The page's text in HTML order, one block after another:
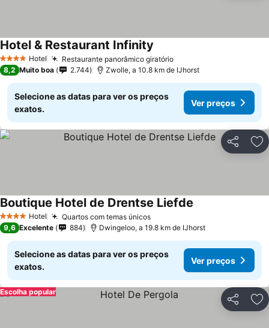
4 EstrelasHotel Restaurante panorâmico giratório
Hotel & Restaurant Infinity
8,2 Muito boa 2.744 Zwolle, a 10.8 km de IJhorst
Selecione as datas para ver os preços
exatos.
Ver preços
Partilhar
4 EstrelasHotel Quartos com temas únicos
Boutique Hotel de Drentse Liefde
9,6 Excelente 884 Dwingeloo, a 19.8 km de IJhorst
Selecione as datas para ver os preços
exatos.
Ver preços
Partilhar
Escolha popular